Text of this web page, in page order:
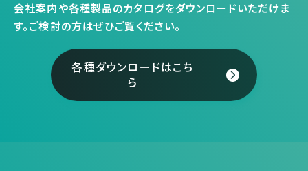
会社案内や各種製品のカタログをダウンロードいただけま
す。ご検討の方はぜひご覧ください。
各種ダウンロードはこち
ら